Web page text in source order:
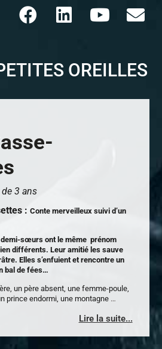
OREILLES
3 ans
:Conte merveilleux suivi d’un
sœurs ont le même prénom
différents. Leur amitié les sauve
Elles s’enfuient et rencontre un
bal de fées…
un père absent, une femme-poule,
prince endormi, une montagne …
Lire la suite...